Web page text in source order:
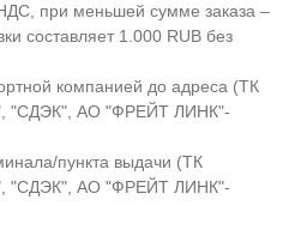
при меньшей сумме заказа –
составляет 1.000 RUB без
компанией до адреса (ТК
"СДЭК", АО "ФРЕЙТ ЛИНК"-
пункта выдачи (ТК
"СДЭК", АО "ФРЕЙТ ЛИНК"-